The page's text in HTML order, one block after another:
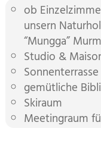
ob
unsern
“Mungga”
Studio &
Sonnenterrasse
gemütliche
Skiraum
Meetingraum